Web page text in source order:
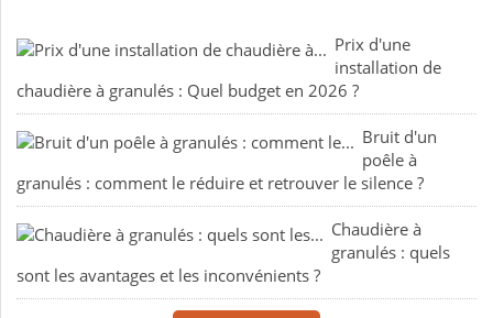
Prix d'une
installation de
chaudière à granulés : Quel budget en 2026 ?
Bruit d'un
poêle à
granulés : comment le réduire et retrouver le silence ?
Chaudière à
granulés : quels
sont les avantages et les inconvénients ?